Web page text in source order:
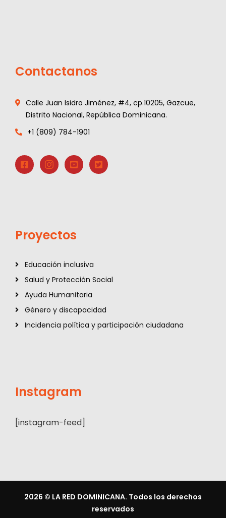
Contactanos
Calle Juan Isidro Jiménez, #4, cp.10205, Gazcue,
Distrito Nacional, República Dominicana.
+1 (809) 784-1901
Proyectos
Educación inclusiva
Salud y Protección Social
Ayuda Humanitaria
Género y discapacidad
Incidencia política y participación ciudadana
Instagram
[instagram-feed]
2026 © LA RED DOMINICANA. Todos los derechos
reservados